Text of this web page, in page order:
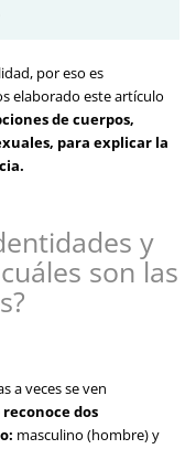
por eso es
elaborado este artículo
de cuerpos,
para explicar la
y
son las
a veces se ven
reconoce dos
masculino (hombre) y